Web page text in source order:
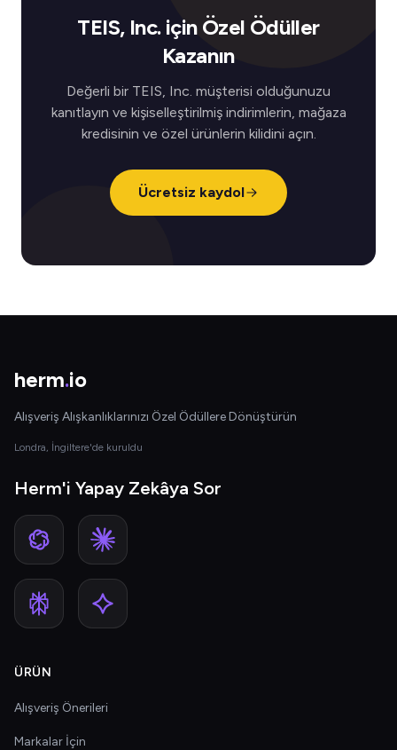
TEIS, Inc. için Özel Ödüller
Kazanın
Değerli bir TEIS, Inc. müşterisi olduğunuzu
kanıtlayın ve kişiselleştirilmiş indirimlerin, mağaza
kredisinin ve özel ürünlerin kilidini açın.
Ücretsiz kaydol
herm.io
Alışveriş Alışkanlıklarınızı Özel Ödüllere Dönüştürün
Londra, İngiltere'de kuruldu
Herm'i Yapay Zekâya Sor
ÜRÜN
Alışveriş Önerileri
Markalar İçin